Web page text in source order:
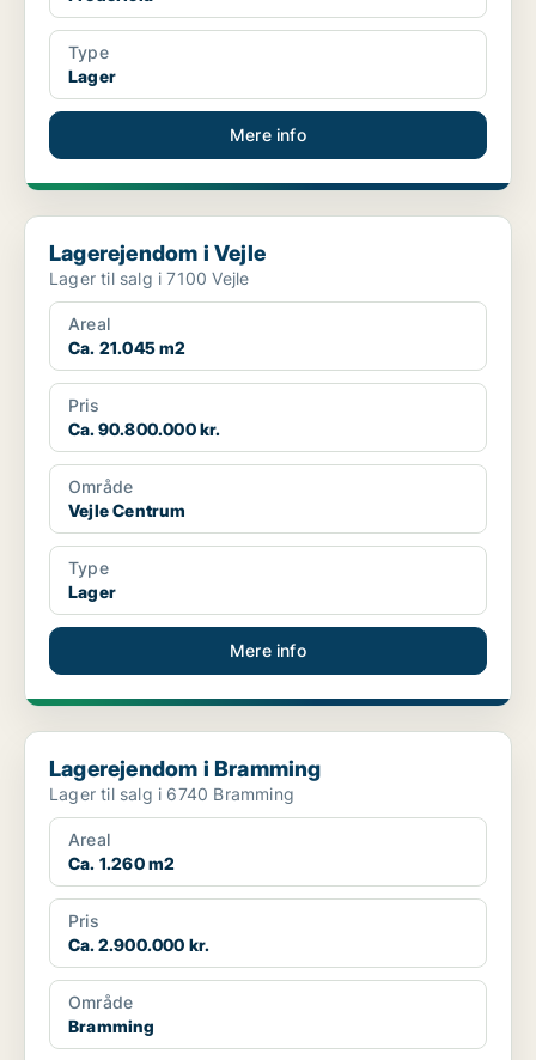
Type
Lager
Mere info
Lagerejendom i Vejle
Lagerejendom i Vejle
Lager til salg i 7100 Vejle
Areal
Ca. 21.045 m2
Pris
Ca. 90.800.000 kr.
Område
Vejle Centrum
Type
Lager
Mere info
Lagerejendom i Bramming
Lagerejendom i Bramming
Lager til salg i 6740 Bramming
Areal
Ca. 1.260 m2
Pris
Ca. 2.900.000 kr.
Område
Bramming